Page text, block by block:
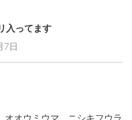
入ってます
7日
, ,